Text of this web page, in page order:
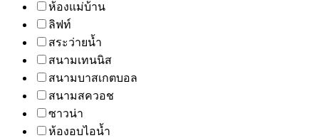
ห้องแม่บ้าน
ลิฟท์
สระว่ายน้ำ
สนามเทนนิส
สนามบาสเกตบอล
สนามสควอช
ซาวน่า
ห้องอบไอน้ำ